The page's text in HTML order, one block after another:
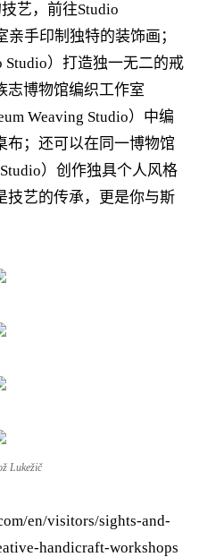
艺，前往Studio
亲手印制独特的装饰画；
Studio）打造独一无二的戒
志博物馆编织工作室
Weaving Studio）中编
布；还可以在同一博物馆
）创作独具个人风格
技艺的传承，更是你与斯
Lukežič
en/visitors/sights-and-
handicraft-workshops